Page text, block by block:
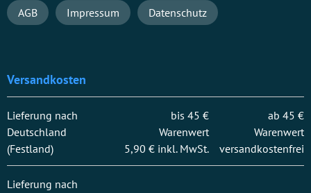
AGB Impressum Datenschutz
Versandkosten
Lieferung nach
Deutschland
(Festland)
bis 45 €
Warenwert
5,90 € inkl. MwSt.
ab 45 €
Warenwert
versandkostenfrei
Lieferung nach